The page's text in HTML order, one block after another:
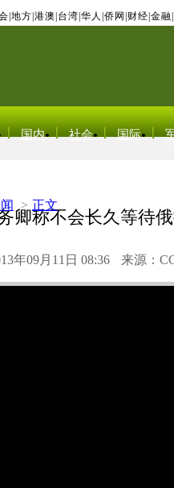
地方 港澳 台湾 华人 侨网 财经 金融
国内 社会 国际
> 正文
卿称不会长久等待
年09月11日 08:36 来源：